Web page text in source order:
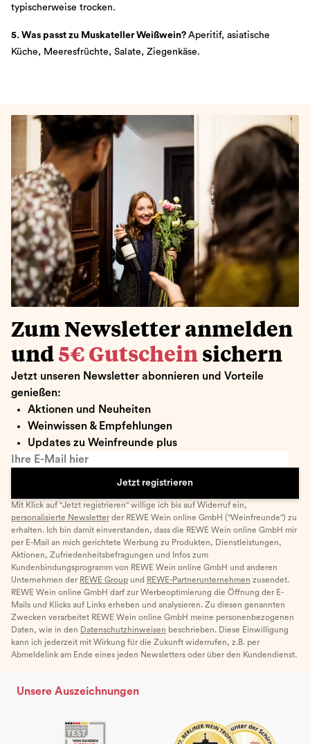
typischerweise trocken.
5. Was passt zu Muskateller Weißwein? Aperitif, asiatische
Küche, Meeresfrüchte, Salate, Ziegenkäse.
Zum Newsletter anmelden
und 5€ Gutschein sichern
Jetzt unseren Newsletter abonnieren und Vorteile
genießen:
Aktionen und Neuheiten
Weinwissen & Empfehlungen
Updates zu Weinfreunde plus
Ihre E-Mail hier
Jetzt registrieren
Mit Klick auf "Jetzt registrieren" willige ich bis auf Widerruf ein,
personalisierte Newsletter der REWE Wein online GmbH ("Weinfreunde") zu
erhalten. Ich bin damit einverstanden, dass die REWE Wein online GmbH mir
per E-Mail an mich gerichtete Werbung zu Produkten, Dienstleistungen,
Aktionen, Zufriedenheitsbefragungen und Infos zum
Kundenbindungsprogramm von REWE Wein online GmbH und anderen
Unternehmen der REWE Group und REWE-Partnerunternehmen zusendet.
REWE Wein online GmbH darf zur Werbeoptimierung die Öffnung der E-
Mails und Klicks auf Links erheben und analysieren. Zu diesen genannten
Zwecken verarbeitet REWE Wein online GmbH meine personenbezogenen
Daten, wie in den Datenschutzhinweisen beschrieben. Diese Einwilligung
kann ich jederzeit mit Wirkung für die Zukunft widerrufen, z.B. per
Abmeldelink am Ende eines jeden Newsletters oder über den Kundendienst.
Unsere Auszeichnungen